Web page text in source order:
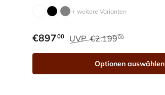
+ weitere Varianten
€89700 UVP €2.19900
Optionen auswählen